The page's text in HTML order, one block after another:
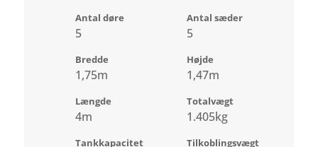
Antal døre
5
Antal sæder
5
Bredde
1,75m
Højde
1,47m
Længde
4m
Totalvægt
1.405kg
Tankkapacitet
Tilkoblingsvægt